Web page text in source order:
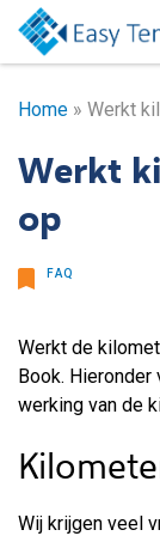
Home » Werkt
Werkt
op
FAQ
Werkt de
Book. Hieronder
werking van de
Wij krijgen veel